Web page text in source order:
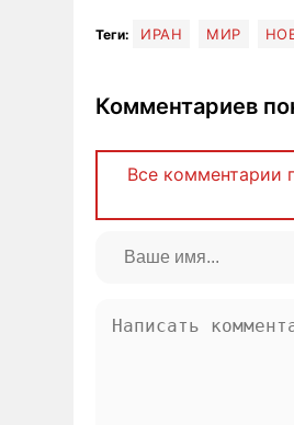
Теги: ИРАН МИР
Комментариев
Все комментарии